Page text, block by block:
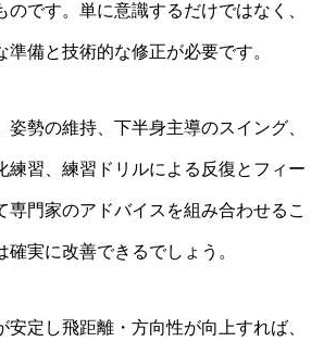
のです。単に意識するだけではなく、
準備と技術的な修正が必要です。
姿勢の維持、下半身主導のスイング、
練習、練習ドリルによる反復とフィー
専門家のアドバイスを組み合わせるこ
確実に改善できるでしょう。
安定し飛距離・方向性が向上すれば、